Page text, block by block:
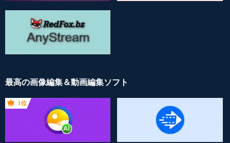
最高の画像編集＆動画編集ソフト
1位